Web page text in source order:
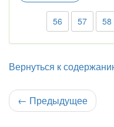
56 57 58
Вернуться к
← Предыдущее